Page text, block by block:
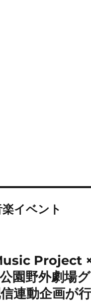
イベント
Project
園野外劇場
連動企画が